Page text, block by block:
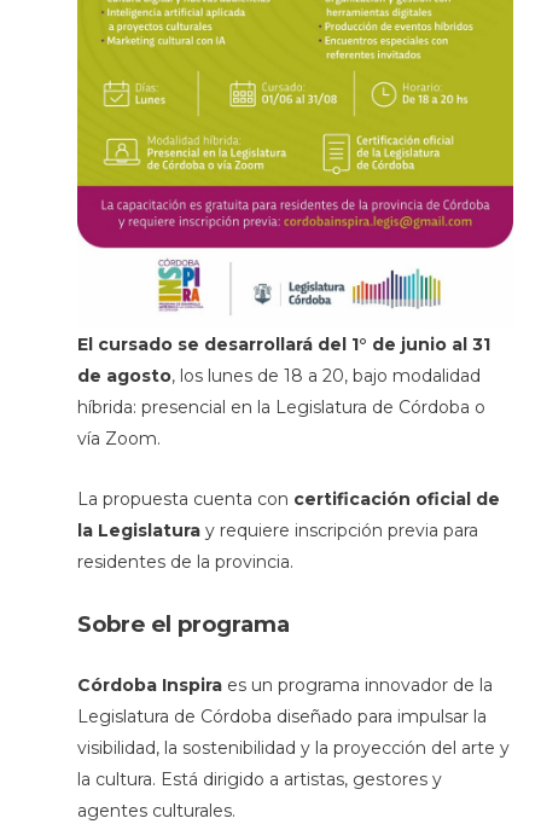
El cursado se desarrollará del 1° de junio al 31
de agosto, los lunes de 18 a 20, bajo modalidad
híbrida: presencial en la Legislatura de Córdoba o
vía Zoom.
La propuesta cuenta con certificación oficial de
la Legislaturay requiere inscripción previa para
residentes de la provincia.
Sobre el programa
Córdoba Inspiraes un programa innovador de la
Legislatura de Córdoba diseñado para impulsar la
visibilidad, la sostenibilidad y la proyección del arte y
la cultura. Está dirigido a artistas, gestores y
agentes culturales.